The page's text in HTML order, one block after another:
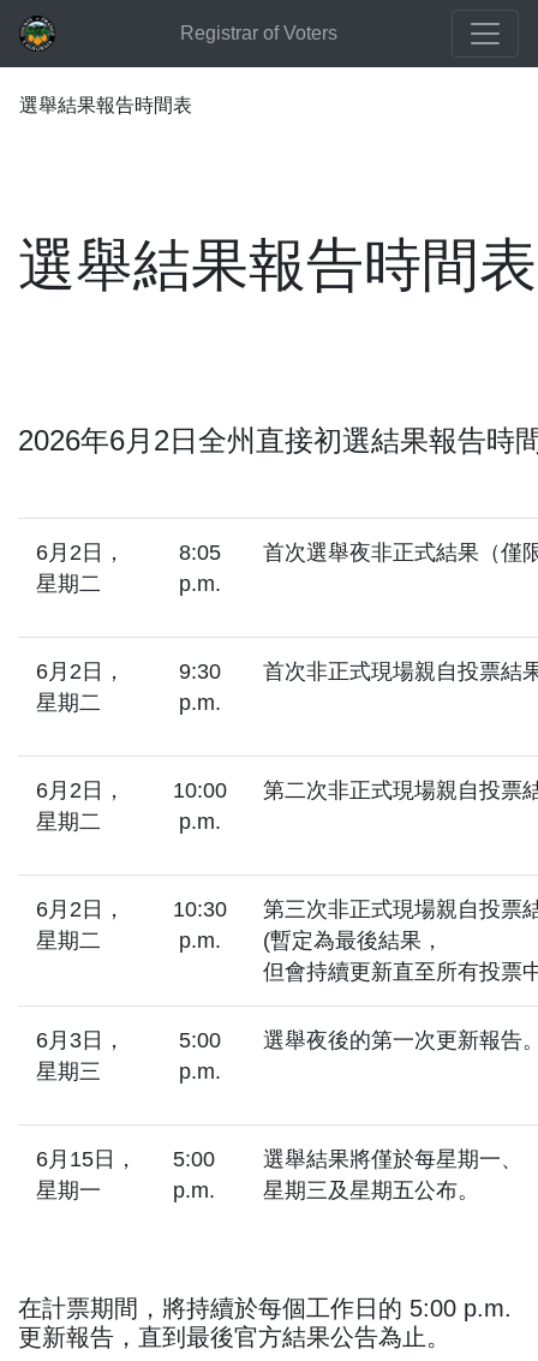
Registrar of Voters
選舉結果報告時間表
選舉結果報告時間表
2026年6月2日全州直接初選結果報告時
6月2日，
星期二
8:05
p.m.
首次選舉夜非正式結果（僅
6月2日，
星期二
9:30
p.m.
首次非正式現場親自投票結
6月2日，
星期二
10:00
p.m.
第二次非正式現場親自投票
6月2日，
星期二
10:30
p.m.
第三次非正式現場親自投票
(暫定為最後結果，
但會持續更新直至所有投票
6月3日，
星期三
5:00
p.m.
選舉夜後的第一次更新報告
6月15日，
星期一
5:00
p.m.
選舉結果將僅於每星期一、
星期三及星期五公布。
在計票期間，將持續於每個工作日的 5:00 p.m.
更新報告，直到最後官方結果公告為止。